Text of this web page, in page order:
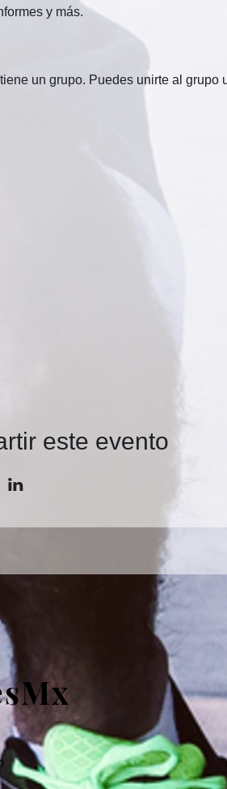
y más.
un grupo. Puedes unirte al grupo
este evento